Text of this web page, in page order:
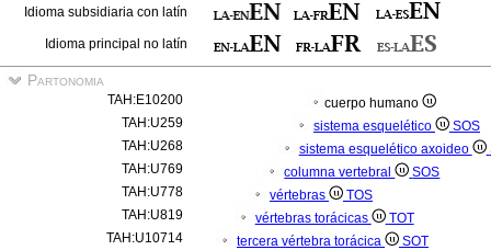
Idioma subsidiaria con latín
Idioma principal no latín
Partonomia
TAH:E10200
cuerpo humano
TAH:U259
sistema esquelético
SOS
TAH:U268
sistema esquelético axoideo
TAH:U769
columna vertebral
SOS
TAH:U778
vértebras
TOS
TAH:U819
vértebras torácicas
TOT
TAH:U10714
tercera vértebra torácica
SOT